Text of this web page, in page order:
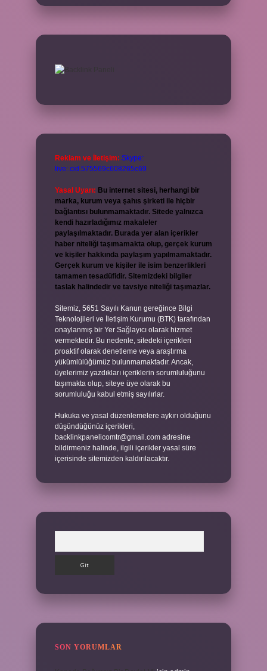
Reklam ve İletişim: Skype:
live:.cid.575569c608265c69
Yasal Uyarı: Bu internet sitesi, herhangi bir
marka, kurum veya şahıs şirketi ile hiçbir
bağlantısı bulunmamaktadır. Sitede yalnızca
kendi hazırladığımız makaleler
paylaşılmaktadır. Burada yer alan içerikler
haber niteliği taşımamakta olup, gerçek kurum
ve kişiler hakkında paylaşım yapılmamaktadır.
Gerçek kurum ve kişiler ile isim benzerlikleri
tamamen tesadüfidir. Sitemizdeki bilgiler
taslak halindedir ve tavsiye niteliği taşımazlar.
Sitemiz, 5651 Sayılı Kanun gereğince Bilgi
Teknolojileri ve İletişim Kurumu (BTK) tarafından
onaylanmış bir Yer Sağlayıcı olarak hizmet
vermektedir. Bu nedenle, sitedeki içerikleri
proaktif olarak denetleme veya araştırma
yükümlülüğümüz bulunmamaktadır. Ancak,
üyelerimiz yazdıkları içeriklerin sorumluluğunu
taşımakta olup, siteye üye olarak bu
sorumluluğu kabul etmiş sayılırlar.
Hukuka ve yasal düzenlemelere aykırı olduğunu
düşündüğünüz içerikleri,
backlinkpanelicomtr@gmail.com adresine
bildirmeniz halinde, ilgili içerikler yasal süre
içerisinde sitemizden kaldırılacaktır.
SON YORUMLAR